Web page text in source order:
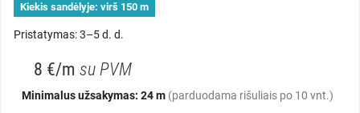
Kiekis sandėlyje: virš 150 m
Pristatymas: 3–5 d. d.
8 €/m su PVM
Minimalus užsakymas: 24 m (parduodama rišuliais po 10 vnt.)